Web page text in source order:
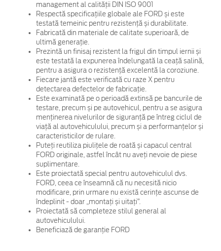
management al calității DIN ISO 9001
Respectă specificațiile globale ale FORD și este
testată temeinic pentru rezistență și durabilitate.
Fabricată din materiale de calitate superioară, de
ultimă generație.
Prezintă un finisaj rezistent la frigul din timpul iernii și
este testată la expunerea îndelungată la ceață salină,
pentru a asigura o rezistență excelentă la coroziune.
Fiecare jantă este verificată cu raze X pentru
detectarea defectelor de fabricație.
Este examinată pe o perioadă extinsă pe bancurile de
testare, precum și pe autovehicul, pentru a se asigura
menținerea nivelurilor de siguranță pe întreg ciclul de
viață al autovehiculului, precum și a performanțelor și
caracteristicilor de rulare.
Puteți reutiliza piulițele de roată și capacul central
FORD originale, astfel încât nu aveți nevoie de piese
suplimentare.
Este proiectată special pentru autovehiculul dvs.
FORD, ceea ce înseamnă că nu necesită nicio
modificare, prin urmare nu există cerințe ascunse de
îndeplinit - doar „montați și uitați”.
Proiectată să completeze stilul general al
autovehiculului.
Beneficiază de garanție FORD